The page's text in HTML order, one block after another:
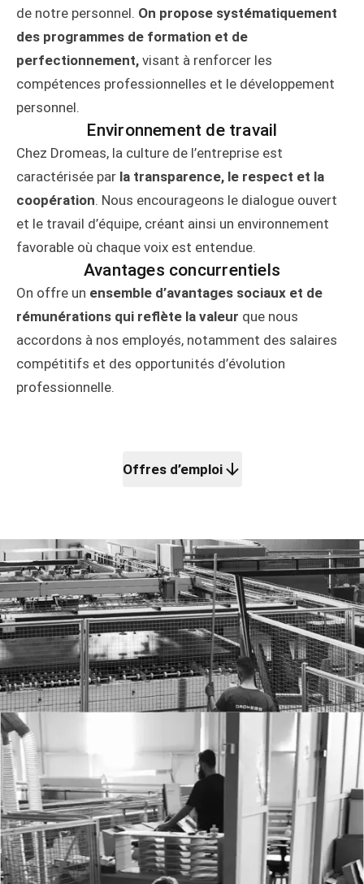
de notre personnel. On propose systématiquement
des programmes de formation et de
perfectionnement, visant à renforcer les
compétences professionnelles et le développement
personnel.
Environnement de travail
Chez Dromeas, la culture de l’entreprise est
caractérisée par la transparence, le respect et la
coopération. Nous encourageons le dialogue ouvert
et le travail d’équipe, créant ainsi un environnement
favorable où chaque voix est entendue.
Avantages concurrentiels
On offre un ensemble d’avantages sociaux et de
rémunérations qui reflète la valeur que nous
accordons à nos employés, notamment des salaires
compétitifs et des opportunités d’évolution
professionnelle.
Offres d’emploi